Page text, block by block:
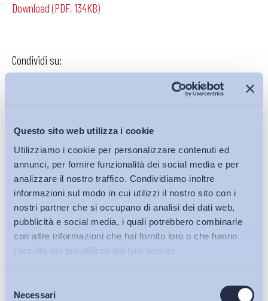
Questo sito web utilizza i cookie
Utilizziamo i cookie per personalizzare contenuti ed
annunci, per fornire funzionalità dei social media e per
analizzare il nostro traffico. Condividiamo inoltre
informazioni sul modo in cui utilizzi il nostro sito con i
nostri partner che si occupano di analisi dei dati web,
pubblicità e social media, i quali potrebbero combinarle
con altre informazioni che hai fornito loro o che hanno
raccolto dal tuo utilizzo dei loro servizi.
delNecessariBollettini ADAPT
Download (PDF, 134KB)
Condividi su:
Iscriviti alla Newsletter